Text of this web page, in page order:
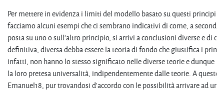
Per mettere in evidenza i limiti del modello basato su questi principi
facciamo alcuni esempi che ci sembrano indicativi di come, a seconda
posta su uno o sull'altro principio, si arrivi a conclusioni diverse e di
definitiva, diversa debba essere la teoria di fondo che giustifica i
infatti, non hanno lo stesso significato nelle diverse teorie e dunque
la loro pretesa universalità, indipendentemente dalle teorie. A questo
Emanuel18, pur trovandosi d'accordo con le possibilità arrivare ad un